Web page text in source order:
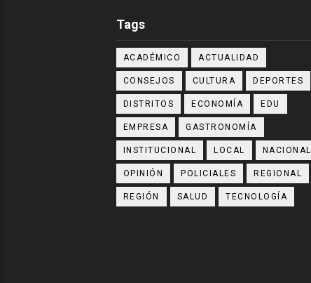
Tags
ACADÉMICO ACTUALIDAD
CONSEJOS CULTURA DEPORTES
DISTRITOS ECONOMÍA EDU
EMPRESA GASTRONOMÍA
INSTITUCIONAL LOCAL NACIONAL
OPINIÓN POLICIALES REGIONAL
REGIÓN SALUD TECNOLOGÍA